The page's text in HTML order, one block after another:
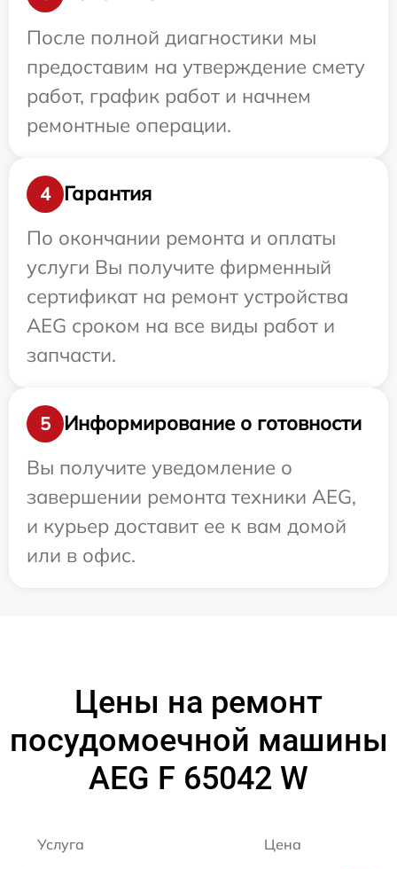
После полной диагностики мы
предоставим на утверждение смету
работ, график работ и начнем
ремонтные операции.
4
Гарантия
По окончании ремонта и оплаты
услуги Вы получите фирменный
сертификат на ремонт устройства
AEG сроком на все виды работ и
запчасти.
5
Информирование о готовности
Вы получите уведомление о
завершении ремонта техники AEG,
и курьер доставит ее к вам домой
или в офис.
Цены на ремонт
посудомоечной машины
AEG F 65042 W
Услуга Цена